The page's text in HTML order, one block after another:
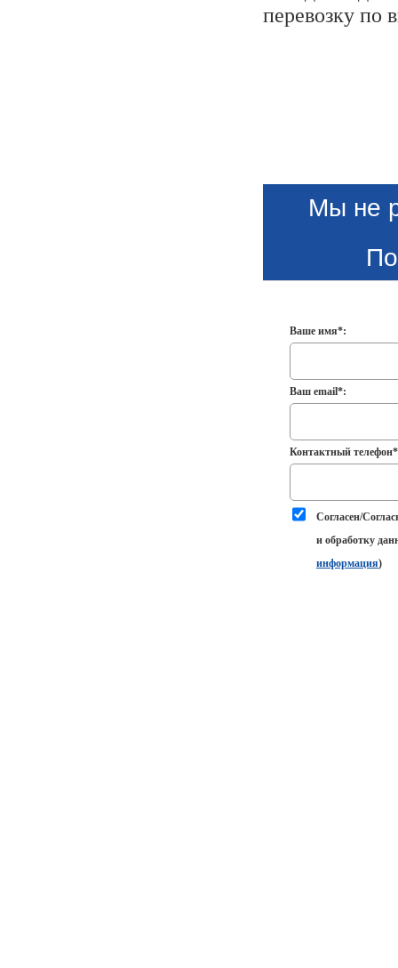
перевозку по
Мы не
Ваше имя*:
Ваш email*:
Контактный
Согласен/
и обработку
информация)